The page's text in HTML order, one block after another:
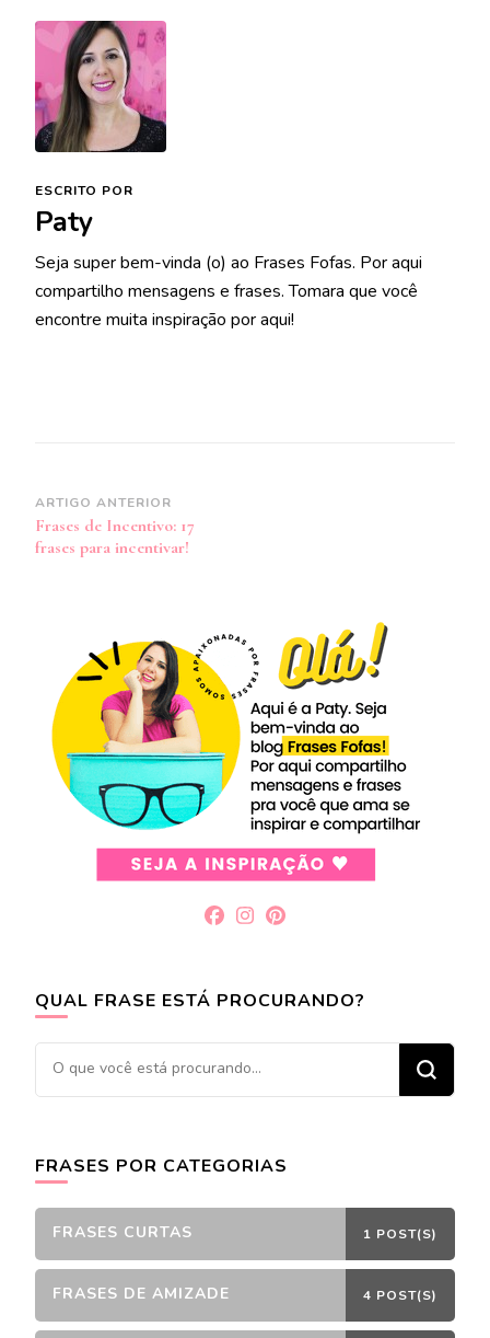
ESCRITO POR
Paty
Seja super bem-vinda (o) ao Frases Fofas. Por aqui
compartilho mensagens e frases. Tomara que você
encontre muita inspiração por aqui!
Navegação
de
post
ARTIGO ANTERIOR
Frases de Incentivo: 17
frases para incentivar!
QUAL FRASE ESTÁ PROCURANDO?
Procurando
algo?
FRASES POR CATEGORIAS
FRASES CURTAS 1 POST(S)
FRASES DE AMIZADE 4 POST(S)